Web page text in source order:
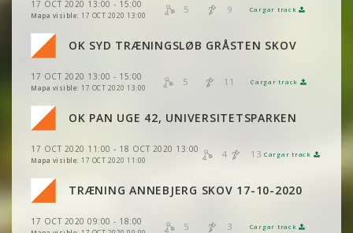
17 OCT 2020 13:00 - 15:00
Mapa visible: 17 OCT 2020 13:00
5 9 Cargar track
VER 2DRERUN
OK SYD TRÆNINGSLØB GRÅSTEN SKOV
17 OCT 2020 13:00 - 15:00
Mapa visible: 17 OCT 2020 13:00
5 11 Cargar track
VER 2DRERUN
VER 2DRERUN
VER 2DRERUN
OK PAN UGE 42, UNIVERSITETSPARKEN
17 OCT 2020 11:00 - 18 OCT 2020 13:00
Mapa visible: 17 OCT 2020 11:00
4 13 Cargar track
VER
VER 2DRERUN
VER 2DRERUN
VER 2DRERUN
TRÆNING ANNEBJERG SKOV 17-10-2020
17 OCT 2020 09:00 - 18:00 5 3 Cargar track
VER
VER 2DRERUN
VER 2DRERUN